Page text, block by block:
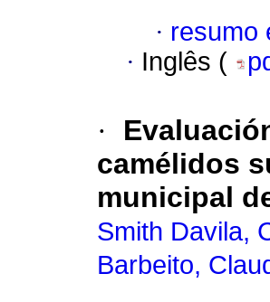
· resumo
· Inglês (
·
camélidos
municipal
Smith Davila,
Barbeito,